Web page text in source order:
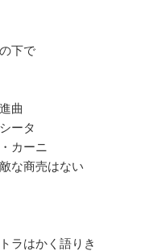
下で
曲
ータ
カーニ
な商売はない
ラはかく語りき